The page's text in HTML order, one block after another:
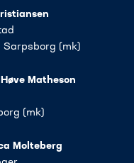
Sarpsborg (mk)
Matheson
(mk)
Molteberg